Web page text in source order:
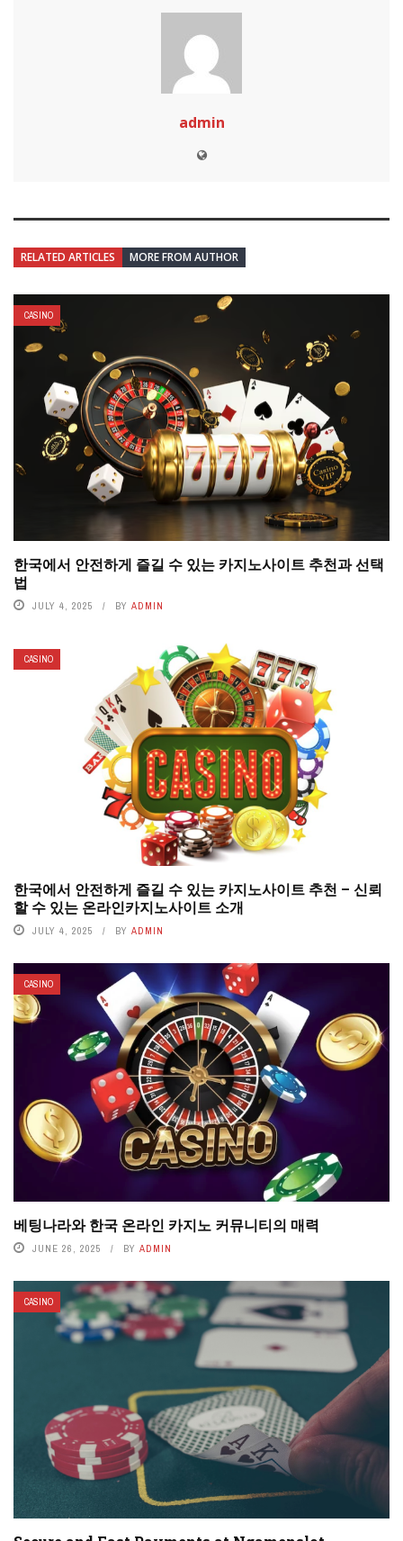
admin
RELATED ARTICLES MORE FROM AUTHOR
CASINO
한국에서 안전하게 즐길 수 있는 카지노사이트 추천과 선택
법
JULY 4, 2025 BY ADMIN
CASINO
한국에서 안전하게 즐길 수 있는 카지노사이트 추천 – 신뢰
할 수 있는 온라인카지노사이트 소개
JULY 4, 2025 BY ADMIN
CASINO
베팅나라와 한국 온라인 카지노 커뮤니티의 매력
JUNE 26, 2025 BY ADMIN
CASINO